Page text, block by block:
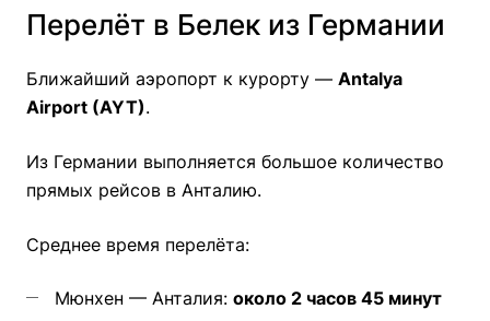
Перелёт в Белек из Германии
Ближайший аэропорт к курорту — Antalya
Airport (AYT).
Из Германии выполняется большое количество
прямых рейсов в Анталию.
Среднее время перелёта:
Мюнхен — Анталия: около 2 часов 45 минут